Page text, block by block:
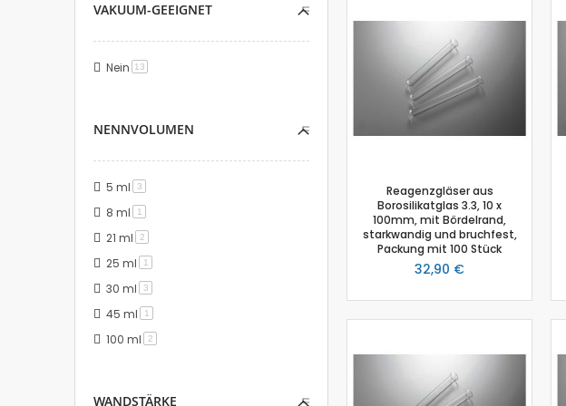
Atmungsgürtel
Beschleunigungssensor
Blutdrucksensor
CO2-Gas Sensor
Feuchtigkeitssensor
Herzfrequenz
Kolorimeter
Leitfähigkeit
Photometer
pH-Sensor
pH - Elektrodenverstärker
Reagenzgläser aus
Borosilikatglas 3.3, 10 x
100mm, mit Bördelrand,
starkwandig und bruchfest,
Packung mit 100 Stück
32,90 €
VAKUUM-GEEIGNET
Nein 13
NENNVOLUMEN
5 ml 3Artikel
8 ml 1
21 ml 2Artikel
25 ml 1
30 ml 3Artikel
45 ml 1
100 ml 2Artikel
WANDSTÄRKE